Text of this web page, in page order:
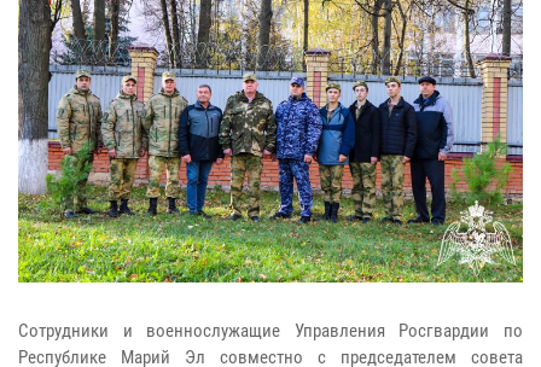
Сотрудники и военнослужащие Управления Росгвардии по
Республике Марий Эл совместно с председателем совета